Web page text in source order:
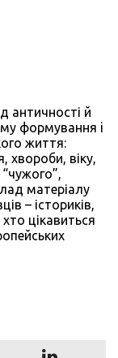
античності й
формування i
життя:
хвороби, віку,
“чужого”,
матеріалу
– істориків,
хто цікавиться